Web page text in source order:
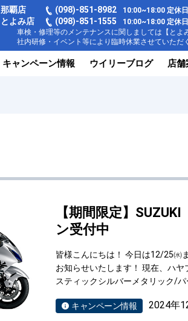
那覇店 (098)-851-8982 10:00~18:00 定休
とよみ店 (098)-851-1555
10:00~18:00 定休
車検・修理等のメンテナンスに関しましては【とよみ
社内研修・イベント等により臨時休業させていただく
キャンペーン情報 ウイリーブログ 店
【期間限定】
ン受付中
皆様こんにちは！ 今日は12/25㈬
お知らせいたします！ 現在、ハ
スティックシルバーメタリック/パ
キャンペーン情報 2024年